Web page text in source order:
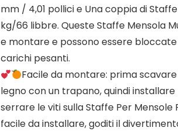
mm / 4,01 pollici e Una coppia di
kg/66 libbre. Queste Staffe Mensola
e montare e possono essere
carichi pesanti.
Facile da montare: prima
legno con un trapano, quindi
serrare le viti sulla Staffe Per
facile da installare, goditi il